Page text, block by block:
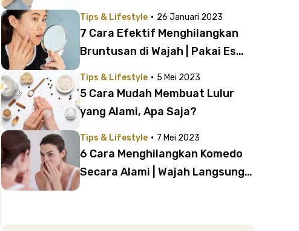
Tips & Lifestyle · 26 Januari 2023
7 Cara Efektif Menghilangkan
Bruntusan di Wajah | Pakai Es
Tips & Lifestyle · 5 Mei 2023
5 Cara Mudah Membuat Lulur
yang Alami, Apa Saja?
Tips & Lifestyle · 7 Mei 2023
6 Cara Menghilangkan Komedo
Secara Alami | Wajah Langsung